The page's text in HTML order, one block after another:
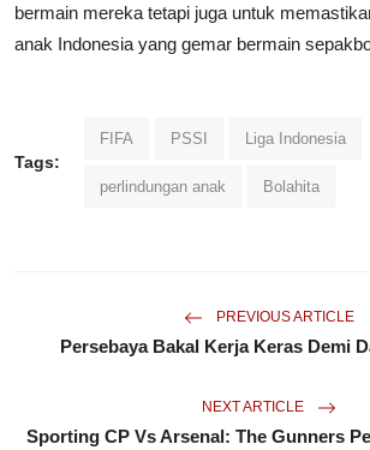
bermain mereka tetapi juga untuk
anak Indonesia yang gemar bermain
Tags:
FIFA PSSI Liga Indonesia
perlindungan anak Bolahita
PREVIOUS ARTICLE
Persebaya Bakal Kerja Keras Demi
NEXT ARTICLE
Sporting CP Vs Arsenal: The Gunners